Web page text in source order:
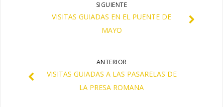
SIGUIENTE
VISITAS GUIADAS EN EL PUENTE DE
MAYO
ANTERIOR
VISITAS GUIADAS A LAS PASARELAS DE
LA PRESA ROMANA